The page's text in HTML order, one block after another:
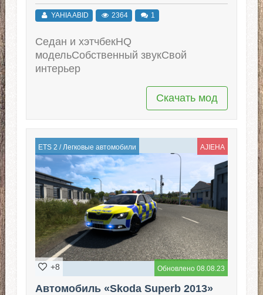
YAHIA ABID 2364 1
Седан и хэтчбекHQ
модельСобственный звукСвой
интерьер
Скачать мод
ETS 2 / Легковые автомобили AJIEHA
Обновлено 08.08.23
+8
Автомобиль «Skoda Superb 2013»